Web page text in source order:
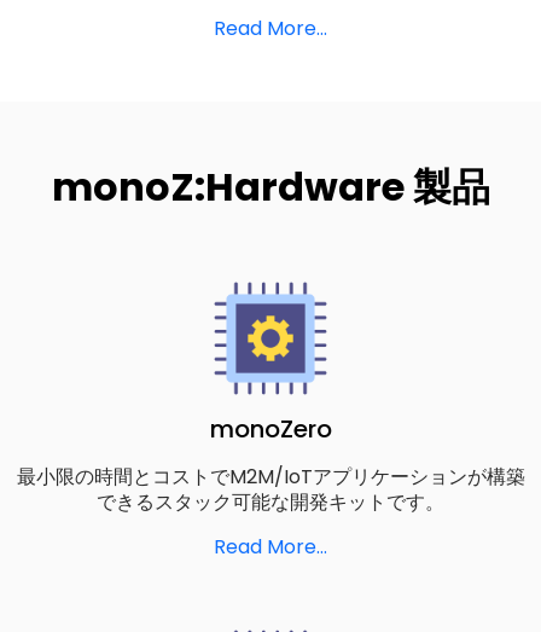
Read More...
monoZ:Hardware 製品
monoZero
最小限の時間とコストでM2M/IoTアプリケーションが構築
できるスタック可能な開発キットです。
Read More…